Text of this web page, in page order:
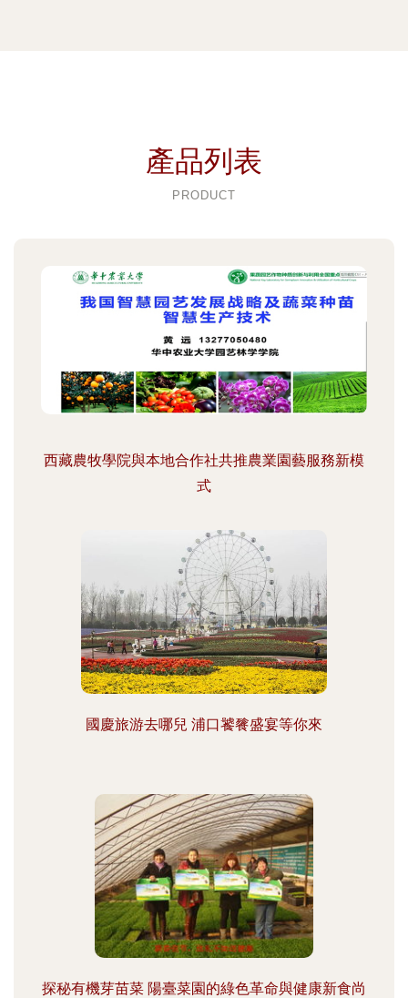
產品列表
PRODUCT
西藏農牧學院與本地合作社共推農業園藝服務新模
式
國慶旅游去哪兒 浦口饕餮盛宴等你來
探秘有機芽苗菜 陽臺菜園的綠色革命與健康新食尚